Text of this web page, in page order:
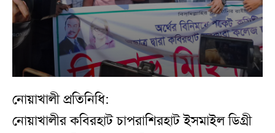
নোয়াখালী প্রতিনিধি:
নোয়াখালীর কবিরহাট চাপরাশিরহাট ইসমাইল ডিগ্রী